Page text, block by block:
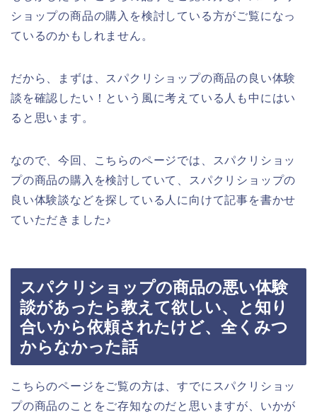
ショップの商品の購入を検討している方がご覧になっ
ているのかもしれません。
だから、まずは、スパクリショップの商品の良い体験
談を確認したい！という風に考えている人も中にはい
ると思います。
なので、今回、こちらのページでは、スパクリショッ
プの商品の購入を検討していて、スパクリショップの
良い体験談などを探している人に向けて記事を書かせ
ていただきました♪
スパクリショップの商品の悪い体験
談があったら教えて欲しい、と知り
合いから依頼されたけど、全くみつ
からなかった話
こちらのページをご覧の方は、すでにスパクリショッ
プの商品のことをご存知なのだと思いますが、いかが